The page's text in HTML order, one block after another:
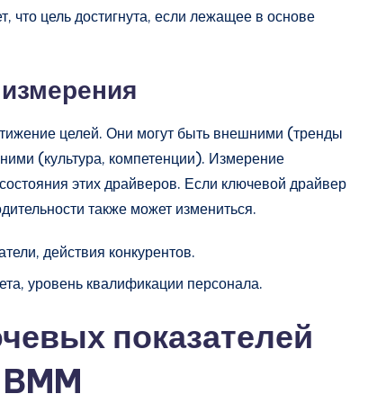
что цель достигнута, если лежащее в основе
целей. Они могут быть внешними (тренды
(культура, компетенции). Измерение
этих драйверов. Если ключевой драйвер
также может измениться.
действия конкурентов.
уровень квалификации персонала.
показателей